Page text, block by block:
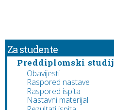
Za studente
Preddiplomski studij
Obavijesti
Raspored nastave
Raspored ispita
Nastavni materijal